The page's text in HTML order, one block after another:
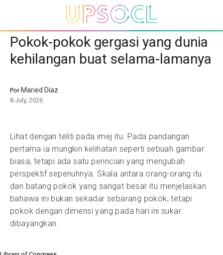
Pokok-pokok gergasi yang dunia
kehilangan buat selama-lamanya
Por Maried Díaz
8 July, 2026
Lihat dengan teliti pada imej itu. Pada pandangan
pertama ia mungkin kelihatan seperti sebuah gambar
biasa, tetapi ada satu perincian yang mengubah
perspektif sepenuhnya. Skala antara orang-orang itu
dan batang pokok yang sangat besar itu menjelaskan
bahawa ini bukan sekadar sebarang pokok, tetapi
pokok dengan dimensi yang pada hari ini sukar
dibayangkan.